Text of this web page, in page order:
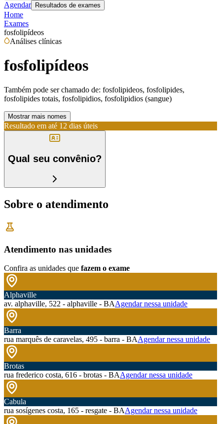
Agendar Resultados de exames
Home
Exames
fosfolipídeos
Análises clínicas
fosfolipídeos
Também pode ser chamado de: fosfolipideos, fosfolipides,
fosfolipides totais, fosfolipidios, fosfolipidios (sangue)
Mostrar mais nomes
Resultado em até 12 dias úteis
Qual seu convênio?
Sobre o atendimento
Atendimento nas unidades
Confira as unidades que fazem o exame
Alphaville
av. alphaville, 522 - alphaville - BAAgendar nessa unidade
Barra
rua marquês de caravelas, 495 - barra - BAAgendar nessa unidade
Brotas
rua frederico costa, 616 - brotas - BAAgendar nessa unidade
Cabula
rua sosígenes costa, 165 - resgate - BAAgendar nessa unidade